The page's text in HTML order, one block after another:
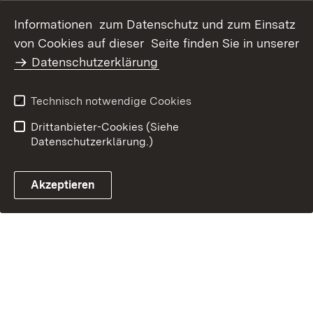
Barrierefreiheit
Benutzungshinweise
Impressum
Informationen zum Datenschutz und zum Einsatz
von Cookies auf dieser Seite finden Sie in unserer
Datenschutzerklärung
Technisch notwendige Cookies
Drittanbieter-Cookies (Siehe
Datenschutzerklärung.)
Akzeptieren